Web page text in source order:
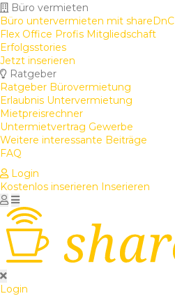
Büro vermieten
Büro untervermieten mit shareDnC
Flex Office Profis Mitgliedschaft
Erfolgsstories
Jetzt inserieren
Ratgeber
Ratgeber Bürovermietung
Erlaubnis Untervermietung
Mietpreisrechner
Untermietvertrag Gewerbe
Weitere interessante Beiträge
FAQ
Login
Kostenlos inserieren Inserieren
Login